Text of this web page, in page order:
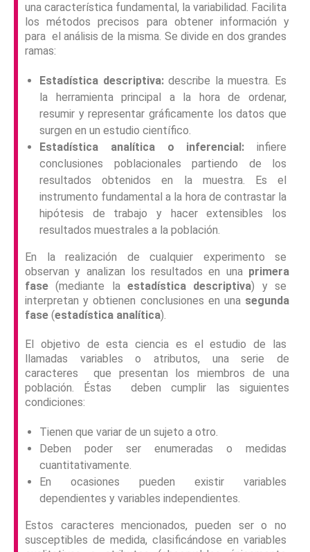
una característica fundamental, la variabilidad. Facilita
los métodos precisos para obtener información y
para el análisis de la misma. Se divide en dos grandes
ramas:
Estadística descriptiva:describe la muestra. Es
la herramienta principal a la hora de ordenar,
resumir y representar gráficamente los datos que
surgen en un estudio científico.
Estadística analítica o inferencial: infiere
conclusiones poblacionales partiendo de los
resultados obtenidos en la muestra. Es el
instrumento fundamental a la hora de contrastar la
hipótesis de trabajo y hacer extensibles los
resultados muestrales a la población.
En la realización de cualquier experimento se
observan y analizan los resultados en una primera
fase(mediante laestadística descriptiva) y se
interpretan y obtienen conclusiones en una segunda
fase (estadística analítica).
El objetivo de esta ciencia es el estudio de las
llamadas variables o atributos, una serie de
caracteres que presentan los miembros de una
población. Éstas deben cumplir las siguientes
condiciones:
Tienen que variar de un sujeto a otro.
Deben poder ser enumeradas o medidas
cuantitativamente.
En ocasiones pueden existir variables
dependientes y variables independientes.
Estos caracteres mencionados, pueden ser o no
susceptibles de medida, clasificándose en variables